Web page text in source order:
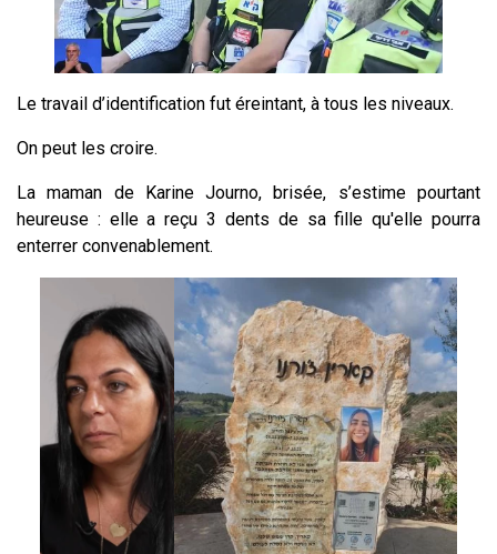
Le travail d’identification fut éreintant, à tous les niveaux.
On peut les croire.
La maman de Karine Journo, brisée, s’estime pourtant
heureuse : elle a reçu 3 dents de sa fille qu'elle pourra
enterrer convenablement.